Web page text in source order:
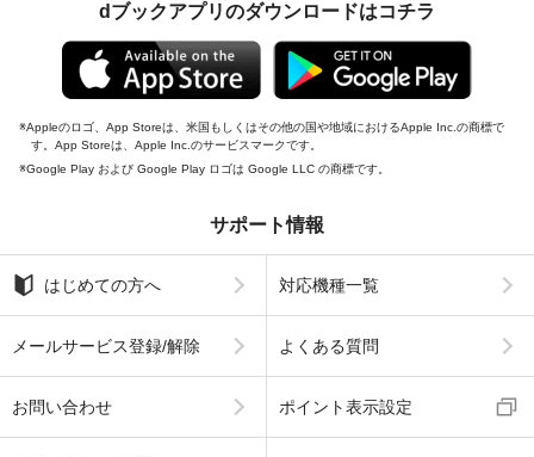
dブックアプリのダウンロードはコチラ
Appleのロゴ、App Storeは、米国もしくはその他の国や地域におけるApple Inc.の商標で
す。App Storeは、Apple Inc.のサービスマークです。
Google Play および Google Play ロゴは Google LLC の商標です。
サポート情報
はじめての方へ 対応機種一覧
メールサービス登録/解除 よくある質問
お問い合わせ ポイント表示設定